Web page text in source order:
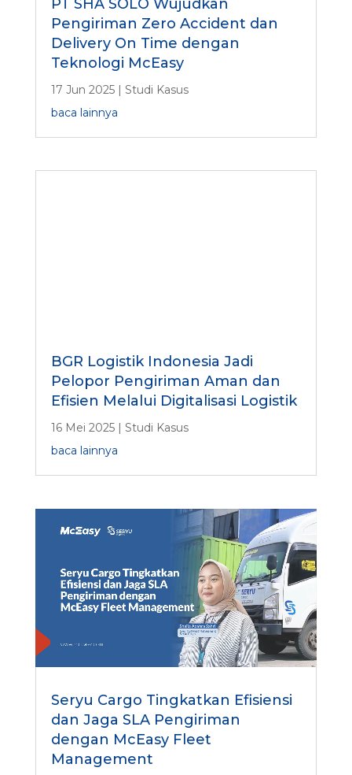
PT SHA SOLO Wujudkan
Pengiriman Zero Accident dan
Delivery On Time dengan
Teknologi McEasy
17 Jun 2025| Studi Kasus
baca lainnya
BGR Logistik Indonesia Jadi
Pelopor Pengiriman Aman dan
Efisien Melalui Digitalisasi Logistik
16 Mei 2025| Studi Kasus
baca lainnya
Seryu Cargo Tingkatkan Efisiensi
dan Jaga SLA Pengiriman
dengan McEasy Fleet
Management